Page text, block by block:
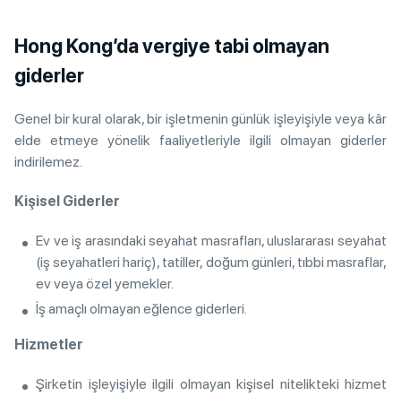
Hong Kong’da vergiye tabi olmayan
giderler
Genel bir kural olarak, bir işletmenin günlük işleyişiyle veya kâr
elde etmeye yönelik faaliyetleriyle ilgili olmayan giderler
indirilemez.
Kişisel Giderler
Ev ve iş arasındaki seyahat masrafları, uluslararası seyahat
(iş seyahatleri hariç), tatiller, doğum günleri, tıbbi masraflar,
ev veya özel yemekler.
İş amaçlı olmayan eğlence giderleri.
Hizmetler
Şirketin işleyişiyle ilgili olmayan kişisel nitelikteki hizmet